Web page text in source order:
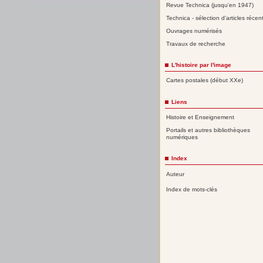
Revue Technica (jusqu'en 1947)
Technica - sélection d'articles
Ouvrages numérisés
Travaux de recherche
L'histoire par l'image
Cartes postales (début XXe)
Liens
Histoire et Enseignement
Portails et autres bibliothèques
numériques
Index
Auteur
Index de mots-clés